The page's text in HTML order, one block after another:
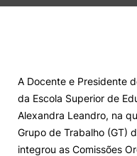
Alunos
Knowledge Factory
A Docente e Presidente
da Escola Superior de
Alexandra Leandro, na
Grupo de Trabalho (GT)
integrou as Comissões